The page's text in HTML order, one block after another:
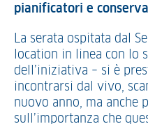
pianificatori e
La serata ospitata dal
location in linea con lo
dell’iniziativa – si è
incontrarsi dal vivo,
nuovo anno, ma anche
sull’importanza che